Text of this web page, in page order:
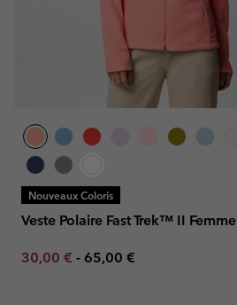
Nouveaux Coloris
Veste Polaire Fast Trek™ II Femme
Minimum sale price:
30,00 € - Maximum price:
65,00 €